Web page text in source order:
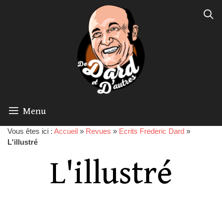
Menu
Vous êtes ici : Accueil » Revues » Ecrits Frederic Dard »
L'illustré
L'illustré